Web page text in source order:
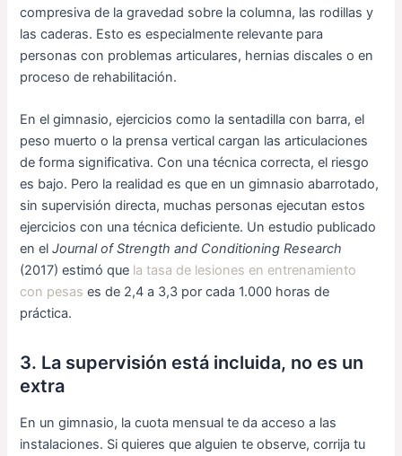
compresiva de la gravedad sobre la columna, las rodillas y
las caderas. Esto es especialmente relevante para
personas con problemas articulares, hernias discales o en
proceso de rehabilitación.
En el gimnasio, ejercicios como la sentadilla con barra, el
peso muerto o la prensa vertical cargan las articulaciones
de forma significativa. Con una técnica correcta, el riesgo
es bajo. Pero la realidad es que en un gimnasio abarrotado,
sin supervisión directa, muchas personas ejecutan estos
ejercicios con una técnica deficiente. Un estudio publicado
en elJournal of Strength and Conditioning Research
(2017) estimó que la tasa de lesiones en entrenamiento
con pesas es de 2,4 a 3,3 por cada 1.000 horas de
práctica.
3. La supervisión está incluida, no es un
extra
En un gimnasio, la cuota mensual te da acceso a las
instalaciones. Si quieres que alguien te observe, corrija tu